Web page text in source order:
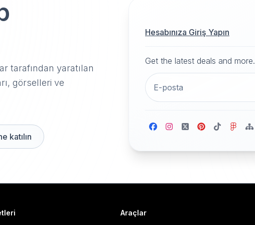
tarafından yaratılan
görselleri ve
katılın
Hesabınıza Giriş Yapın
Get the latest deals and more.
Araçlar